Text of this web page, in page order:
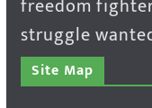
freedom
struggle
Site Map